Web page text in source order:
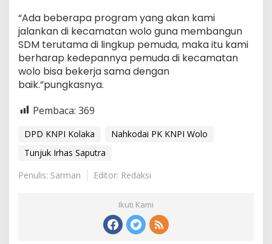
“Ada beberapa program yang akan kami
jalankan di kecamatan wolo guna membangun
SDM terutama di lingkup pemuda, maka itu kami
berharap kedepannya pemuda di kecamatan
wolo bisa bekerja sama dengan
baik.”pungkasnya.
Pembaca: 369
DPD KNPI Kolaka
Nahkodai PK KNPI Wolo
Tunjuk Irhas Saputra
Penulis: Sarman
Editor: Redaksi
Ikuti Kami